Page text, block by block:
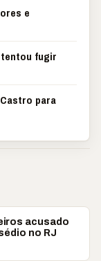
e
fugir
para
acusado
no RJ